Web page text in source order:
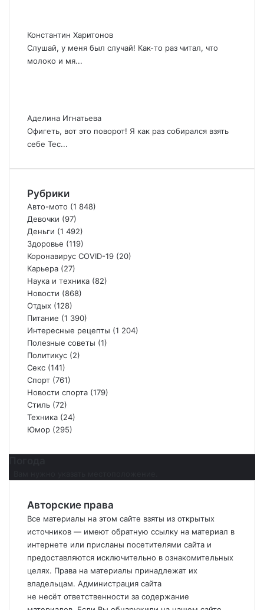
Константин Харитонов
Слушай, у меня был случай! Как-то раз читал, что
молоко и мя...
Аделина Игнатьева
Офигеть, вот это поворот! Я как раз собирался взять
себе Тес...
Рубрики
Авто-мото (1 848)
Девочки (97)
Деньги (1 492)
Здоровье (119)
Коронавирус COVID-19 (20)
Карьера (27)
Наука и техника (82)
Новости (868)
Отдых (128)
Питание (1 390)
Интересные рецепты (1 204)
Полезные советы (1)
Политикус (2)
Секс (141)
Спорт (761)
Новости спорта (179)
Стиль (72)
Техника (24)
Юмор (295)
Авторские права
Все материалы на этом сайте взяты из открытых
источников — имеют обратную ссылку на материал в
интернете или присланы посетителями сайта и
предоставляются исключительно в ознакомительных
целях. Права на материалы принадлежат их
владельцам. Администрация сайта
не несёт ответственности за содержание